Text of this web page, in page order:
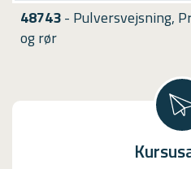
48743- Pulversvejsning,
og rør